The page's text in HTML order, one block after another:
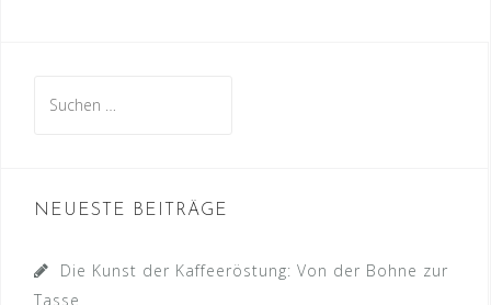
nach:
NEUESTE BEITRÄGE
Die Kunst der Kaffeeröstung: Von der Bohne zur
Tasse